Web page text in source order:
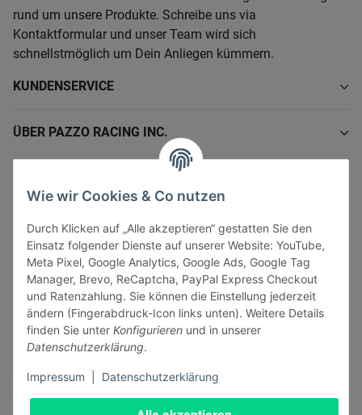
Wie wir Cookies & Co nutzen
Durch Klicken auf „Alle akzeptieren“ gestatten Sie den
Einsatz folgender Dienste auf unserer Website: YouTube,
Meta Pixel, Google Analytics, Google Ads, Google Tag
Manager, Brevo, ReCaptcha, PayPal Express Checkout
und Ratenzahlung. Sie können die Einstellung jederzeit
ändern (Fingerabdruck-Icon links unten). Weitere Details
finden Sie unter Konfigurieren und in unserer
Datenschutzerklärung.
Impressum Datenschutzerklärung
rund um unsere Produkte. Schreibe uns via
Kontaktformular und unser Team wird sich
schnellstmöglich um Dein Anliegen kümmern.
KUNDENSERVICE
ÜBER PAZZO RACING INC.
GESETZLICHE INFORMATIONEN
Vertrag widerrufen
Sicher bezahlen via: